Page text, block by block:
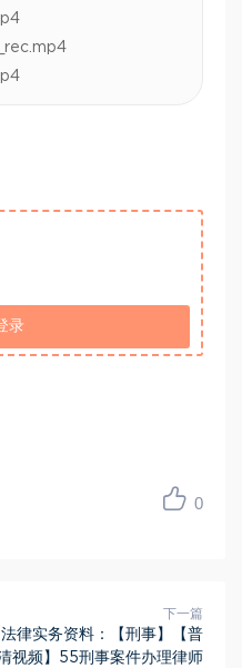
录
0
下一篇
法律实务资料：【刑事】【普
视频】55刑事案件办理律师